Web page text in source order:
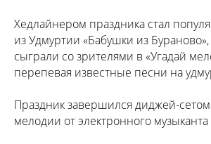
Хедлайнером праздника стал
из Удмуртии «Бабушки из
сыграли со зрителями в «Угадай
перепевая известные песни на
Праздник завершился диджей-сетом
мелодии от электронного музыканта